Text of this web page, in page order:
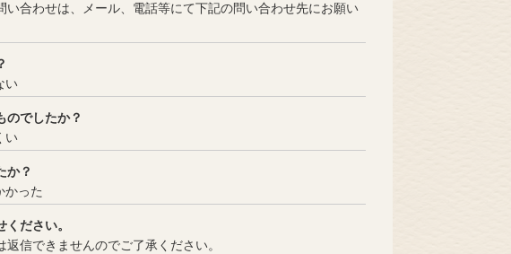
合わせは、メール、電話等にて下記の問い合わせ先にお願い
い
のでしたか？
い
か？
かった
ださい。
信できませんのでご了承ください。